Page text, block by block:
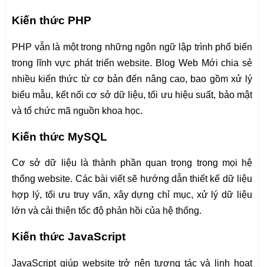
Kiến thức PHP
PHP vẫn là một trong những ngôn ngữ lập trình phổ biến
trong lĩnh vực phát triển website. Blog Web Mới chia sẻ
nhiều kiến thức từ cơ bản đến nâng cao, bao gồm xử lý
biểu mẫu, kết nối cơ sở dữ liệu, tối ưu hiệu suất, bảo mật
và tổ chức mã nguồn khoa học.
Kiến thức MySQL
Cơ sở dữ liệu là thành phần quan trọng trong mọi hệ
thống website. Các bài viết sẽ hướng dẫn thiết kế dữ liệu
hợp lý, tối ưu truy vấn, xây dựng chỉ mục, xử lý dữ liệu
lớn và cải thiện tốc độ phản hồi của hệ thống.
Kiến thức JavaScript
JavaScript giúp website trở nên tương tác và linh hoạt